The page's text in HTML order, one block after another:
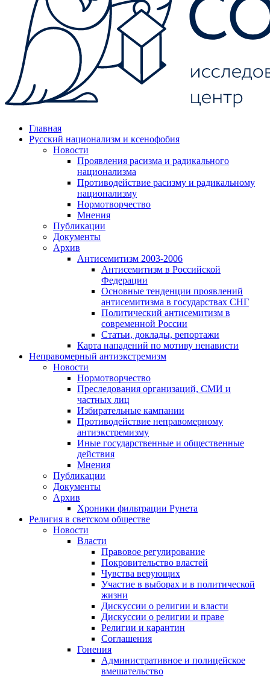
Главная
Русский национализм и ксенофобия
Новости
Проявления расизма и радикального
национализма
Противодействие расизму и радикальному
национализму
Нормотворчество
Мнения
Публикации
Документы
Архив
Антисемитизм 2003-2006
Антисемитизм в Российской
Федерации
Основные тенденции проявлений
антисемитизма в государствах СНГ
Политический антисемитизм в
современной России
Статьи, доклады, репортажи
Карта нападений по мотиву ненависти
Неправомерный антиэкстремизм
Новости
Нормотворчество
Преследования организаций, СМИ и
частных лиц
Избирательные кампании
Противодействие неправомерному
антиэкстремизму
Иные государственные и общественные
действия
Мнения
Публикации
Документы
Архив
Хроники фильтрации Рунета
Религия в светском обществе
Новости
Власти
Правовое регулирование
Покровительство властей
Чувства верующих
Участие в выборах и в политической
жизни
Дискуссии о религии и власти
Дискуссии о религии и праве
Религии и карантин
Соглашения
Гонения
Административное и полицейское
вмешательство